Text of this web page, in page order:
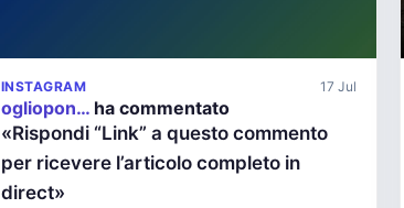
INSTAGRAM 17 Jul
ogliopon… ha commentato
«Rispondi “Link” a questo commento
per ricevere l’articolo completo in
direct»